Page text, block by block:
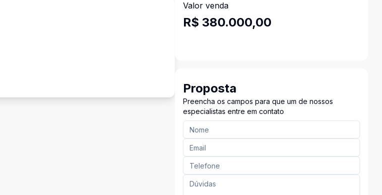
Valor venda
R$ 380.000,00
Proposta
Preencha os campos para que um de nossos
especialistas entre em contato